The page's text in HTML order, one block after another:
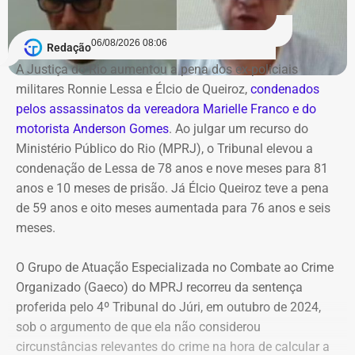
a Agenersa e o DRM-RJ; e ainda, fundos estratégicos
como o Fundo Soberano.
Segundo o texto assinado pelo governador em exercício,
o decreto entra em vigor imediatamente e segue os
princípios da continuidade do serviço público, eficiência,
governança e desenvolvimento sustentável.
COM FÁBIO MARTINS
Redação06/08/2026 08:06
A Justiça do Rio aumentou a pena dos ex-policiais
militares Ronnie Lessa e Élcio de Queiroz, condenados
pelos assassinatos da vereadora Marielle Franco e do
motorista Anderson Gomes. Ao julgar um recurso do
Ministério Público do Rio (MPRJ), o Tribunal elevou a
condenação de Lessa de 78 anos e nove meses para 81
anos e 10 meses de prisão. Já Élcio Queiroz teve a pena
de 59 anos e oito meses aumentada para 76 anos e seis
meses.
O Grupo de Atuação Especializada no Combate ao Crime
Organizado (Gaeco) do MPRJ recorreu da sentença
proferida pelo 4º Tribunal do Júri, em outubro de 2024,
sob o argumento de que ela não considerou
circunstâncias relevantes do crime na hora de calcular a